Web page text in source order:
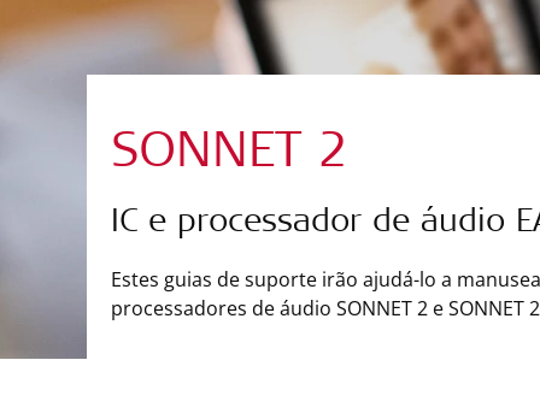
SONNET 2
IC e processador de áudio
Estes guias de suporte irão ajudá-lo a
processadores de áudio SONNET 2 e SONNET 2